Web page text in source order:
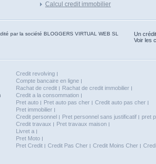
Calcul credit immobilier
par la société BLOGGERS VIRTUAL WEB SL
Un
Voir les
Credit revolving
Compte bancaire en ligne
Rachat de credit
Rachat de credit immobilier
Credit a la consommation
Pret auto Pret auto pas cher
Credit auto pas cher
Pret immobilier
Credit personnel Pret personnel sans justificatif
pret
Credit travaux
Pret travaux maison
Livret a
Pret Moto
Pret Credit Credit Pas Cher Credit Moins Cher